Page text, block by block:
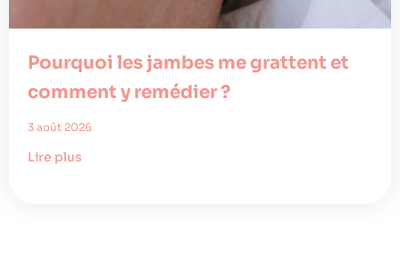
Pourquoi les jambes me grattent et
comment y remédier ?
3 août 2026
Lire plus